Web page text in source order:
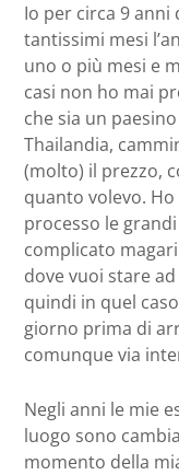
Io per circa 9 anni
tantissimi mesi
uno o più mesi e
casi non ho mai
che sia un
Thailandia,
(molto) il prezzo,
quanto volevo.
processo le
complicato
dove vuoi stare
quindi in quel
giorno prima di
comunque via
Negli anni le mie
luogo sono
momento della